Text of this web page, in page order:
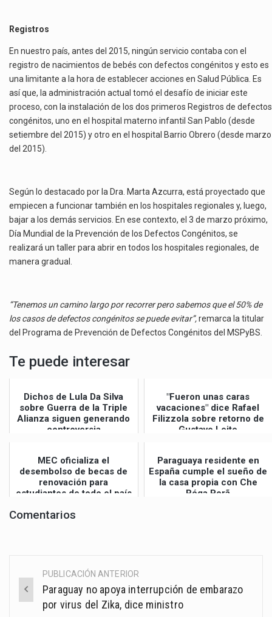
Registros
En nuestro país, antes del 2015, ningún servicio contaba con el
registro de nacimientos de bebés con defectos congénitos y esto es
una limitante a la hora de establecer acciones en Salud Pública. Es
así que, la administración actual tomó el desafío de iniciar este
proceso, con la instalación de los dos primeros Registros de defectos
congénitos, uno en el hospital materno infantil San Pablo (desde
setiembre del 2015) y otro en el hospital Barrio Obrero (desde marzo
del 2015).
Según lo destacado por la Dra. Marta Azcurra, está proyectado que
empiecen a funcionar también en los hospitales regionales y, luego,
bajar a los demás servicios. En ese contexto, el 3 de marzo próximo,
Día Mundial de la Prevención de los Defectos Congénitos, se
realizará un taller para abrir en todos los hospitales regionales, de
manera gradual.
“Tenemos un camino largo por recorrer pero sabemos que el 50% de
los casos de defectos congénitos se puede evitar”,remarca la titular
del Programa de Prevención de Defectos Congénitos del MSPyBS.
Te puede interesar
Dichos de Lula Da Silva
sobre Guerra de la Triple
Alianza siguen generando
controversia
"Fueron unas caras
vacaciones" dice Rafael
Filizzola sobre retorno de
Gustavo Leite
MEC oficializa el
desembolso de becas de
renovación para
estudiantes de todo el país
Paraguaya residente en
España cumple el sueño de
la casa propia con Che
Róga Porã
Comentarios
Post
navigation
PUBLICACIÓN ANTERIOR
Paraguay no apoya interrupción de embarazo
por virus del Zika, dice ministro